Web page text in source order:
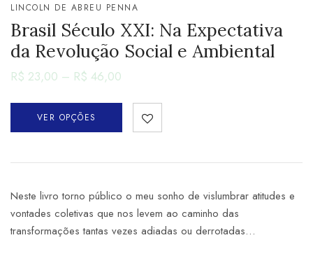
LINCOLN DE ABREU PENNA
Brasil Século XXI: Na Expectativa
da Revolução Social e Ambiental
R$ 23,00 – R$ 46,00
VER OPÇÕES
Neste livro torno público o meu sonho de vislumbrar atitudes e
vontades coletivas que nos levem ao caminho das
transformações tantas vezes adiadas ou derrotadas…